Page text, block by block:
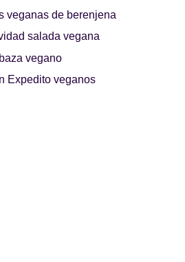
veganas de berenjena
salada vegana
vegano
Expedito veganos